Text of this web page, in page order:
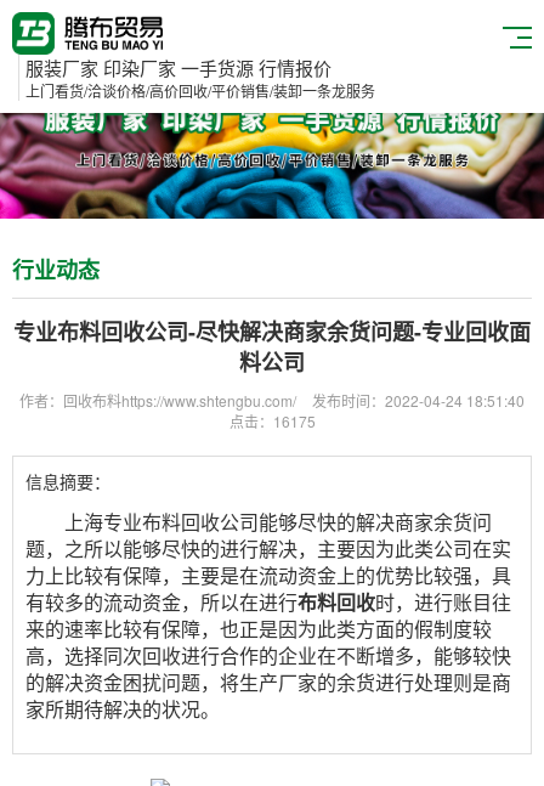
服装厂家 印染厂家 一手货源 行情报价
上门看货/洽谈价格/高价回收/平价销售/装卸一条龙服务
行业动态
专业布料回收公司-尽快解决商家余货问题-专业回收面
料公司
作者：回收布料https://www.shtengbu.com/
发布时间：2022-04-24 18:51:40
点击：16175
信息摘要：
上海专业布料回收公司 能够尽快的解决商家余货问
题，之所以能够尽快的进行解决，主要因为此类公司在实
力上比较有保障，主要是在流动资金上的优势比较强，具
有较多的流动资金，所以在进行布料回收时，进行账目往
来的速率比较有保障，也正是因为此类方面的假制度较
高，选择同次回收进行合作的企业在不断增多，能够较快
的解决资金困扰问题，将生产厂家的余货进行处理则是商
家所期待解决的状况。